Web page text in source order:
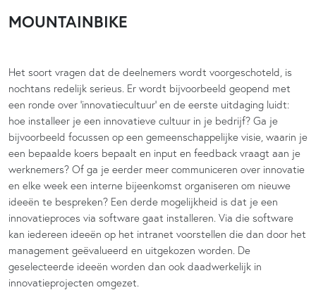
MOUNTAINBIKE
Het soort vragen dat de deelnemers wordt voorgeschoteld, is
nochtans redelijk serieus. Er wordt bijvoorbeeld geopend met
een ronde over ‘innovatiecultuur’ en de eerste uitdaging luidt:
hoe installeer je een innovatieve cultuur in je bedrijf? Ga je
bijvoorbeeld focussen op een gemeenschappelijke visie, waarin je
een bepaalde koers bepaalt en input en feedback vraagt aan je
werknemers? Of ga je eerder meer communiceren over innovatie
en elke week een interne bijeenkomst organiseren om nieuwe
ideeën te bespreken? Een derde mogelijkheid is dat je een
innovatieproces via software gaat installeren. Via die software
kan iedereen ideeën op het intranet voorstellen die dan door het
management geëvalueerd en uitgekozen worden. De
geselecteerde ideeën worden dan ook daadwerkelijk in
innovatieprojecten omgezet.